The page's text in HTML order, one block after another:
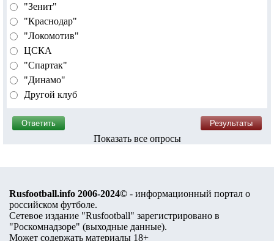
"Зенит"
"Краснодар"
"Локомотив"
ЦСКА
"Спартак"
"Динамо"
Другой клуб
Показать все опросы
Rusfootball.info 2006-2024© - информационный портал о
российском футболе.
Сетевое издание "Rusfootball" зарегистрировано в
"Роскомнадзоре" (выходные данные).
Может содержать материалы 18+